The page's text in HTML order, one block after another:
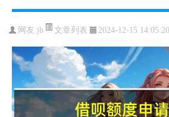
网友:jb 文章列表 2024-12-15 14:05:20